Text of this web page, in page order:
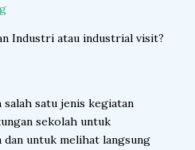
Industri atau industrial visit?
satu jenis kegiatan
sekolah untuk
dan untuk melihat langsung